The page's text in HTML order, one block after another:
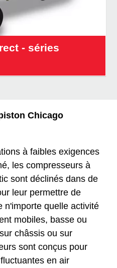
- séries
Chicago
à faibles exigences
les compresseurs à
sont déclinés dans de
leur permettre de
n'importe quelle activité
mobiles, basse ou
châssis ou sur
sont conçus pour
en air